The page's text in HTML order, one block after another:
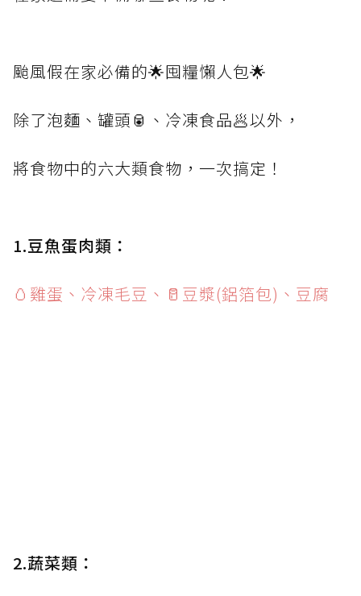
颱風假在家必備的🌟囤糧懶人包🌟
除了泡麵、罐頭🥫、冷凍食品🥟以外，
將食物中的六大類食物，一次搞定！
1.豆魚蛋肉類：
🥚雞蛋、冷凍毛豆、🥛豆漿(鋁箔包)、豆腐
2.蔬菜類：